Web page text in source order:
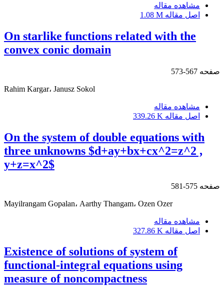
مشاهده مقاله
اصل مقاله 1.08 M
On starlike functions related with the
convex conic domain
صفحه 567-573
Rahim Kargar، Janusz Sokol
مشاهده مقاله
اصل مقاله 339.26 K
On the system of double equations with
three unknowns $d+ay+bx+cx^2=z^2‎ ,
‎y+z=x^2$
صفحه 575-581
Mayilrangam Gopalan، Aarthy Thangam، Ozen Ozer
مشاهده مقاله
اصل مقاله 327.86 K
Existence of solutions of system of
functional-integral equations using
measure of noncompactness